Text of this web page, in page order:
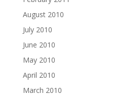
August 2010
July 2010
June 2010
May 2010
April 2010
March 2010